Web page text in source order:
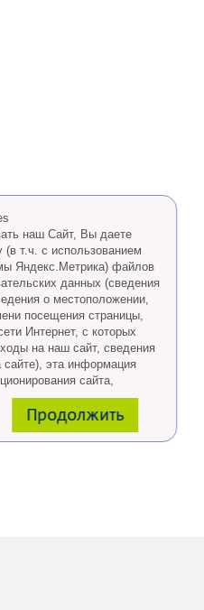
наш Сайт, Вы даете
(в т.ч. с использованием
Яндекс.Метрика) файлов
данных (сведения
о местоположении,
посещения страницы,
Интернет, с которых
на наш сайт, сведения
эта информация
сайта,
а также статистических
пользоваться
чтобы Ваши данные
Продолжить